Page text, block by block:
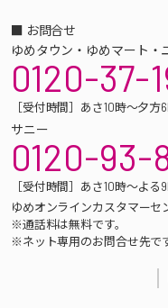
■ お問合せ
ゆめタウン・ゆめマート・
0120-37-
［受付時間］あさ10時～夕方
サニー
0120-93-
［受付時間］あさ10時～よる
ゆめオンラインカスタマーセ
※通話料は無料です。
※ネット専用のお問合せ先で